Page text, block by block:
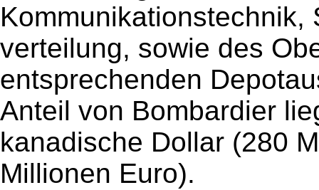
Kommunikationstechnik,
verteilung, sowie des
entsprechenden
Anteil von Bombardier
kanadische Dollar (280
Millionen Euro).